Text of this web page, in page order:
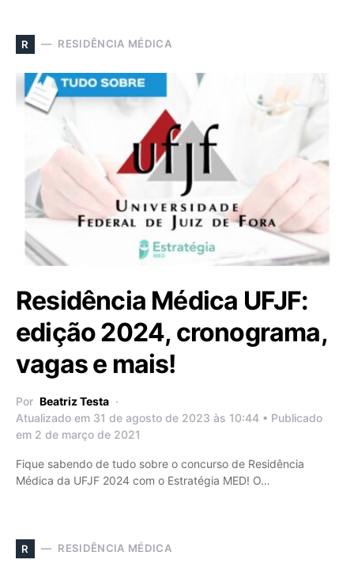
R RESIDÊNCIA MÉDICA
Residência Médica UFJF:
edição 2024, cronograma,
vagas e mais!
Por Beatriz Testa
Atualizado em 31 de agosto de 2023 às 10:44 • Publicado
em 2 de março de 2021
Fique sabendo de tudo sobre o concurso de Residência
Médica da UFJF 2024 com o Estratégia MED! O…
R RESIDÊNCIA MÉDICA